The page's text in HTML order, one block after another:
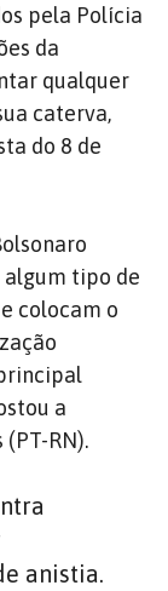
pela Polícia
da
qualquer
caterva,
do 8 de
tipo de
colocam o
a
RN).
anistia.